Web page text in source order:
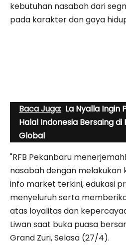
kebutuhan nasabah dari
pada karakter dan gaya
Baca Juga: La Nyalla Ingin
Halal Indonesia Bersaing di
Global
"RFB Pekanbaru
nasabah dengan melakukan
info market terkini, edukasi
menyeluruh serta
atas loyalitas dan
Liwan saat buka puasa
Grand Zuri, Selasa (27/4).